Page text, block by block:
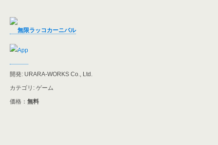
無限ラッコカーニバル
開発: URARA-WORKS Co., Ltd.
カテゴリ: ゲーム
価格： 無料